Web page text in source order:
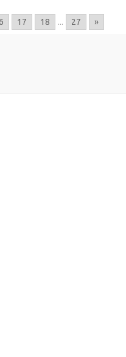
17 18 ... 27 »